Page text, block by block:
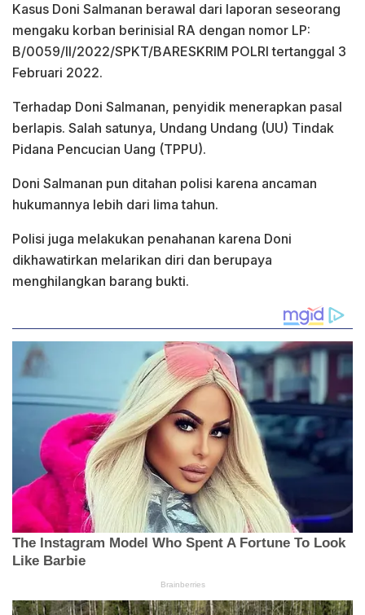
Kasus Doni Salmanan berawal dari laporan seseorang
mengaku korban berinisial RA dengan nomor LP:
B/0059/II/2022/SPKT/BARESKRIM POLRI tertanggal 3
Februari 2022.
Terhadap Doni Salmanan, penyidik menerapkan pasal
berlapis. Salah satunya, Undang Undang (UU) Tindak
Pidana Pencucian Uang (TPPU).
Doni Salmanan pun ditahan polisi karena ancaman
hukumannya lebih dari lima tahun.
Polisi juga melakukan penahanan karena Doni
dikhawatirkan melarikan diri dan berupaya
menghilangkan barang bukti.